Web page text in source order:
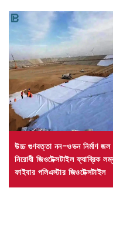
উচ্চ গুণবত্তা নন-ওভন নির্মাণ জল
নিরোধী জিওটেক্সটাইল ফ্যাব্রিক
ফাইবার পলিএস্টার জিওটেক্সটাইল